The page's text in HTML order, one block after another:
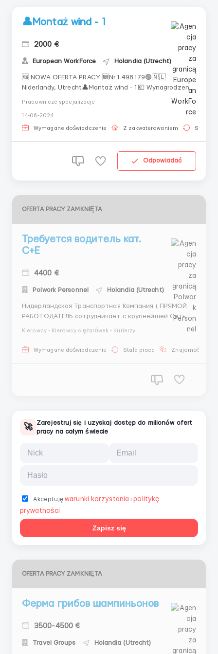
👤Montaż wind - 1
2000 €
European WorkForce Holandia (Utrecht)
🆕 NOWA OFERTA PRACY 🆕Nr 1.498.179🟢🇳🇱
Niderlandy, Utrecht👤Montaż wind - 1💶 Wynagrodzenie
(na rękę): 2000 € / miesiąc, Możliwość podwyżki, w
Harmonogram/okres pracy: Pon.-pt. - robocze, sob.,
ndz. - wolne. 8-10 godz./dzień. 160-200 godz./miesiąc.
Pracownicze specjalizacje
14-06-2024
Wymagane doświadczenie Z zakwaterowaniem Stała
Odpowiadać
OFERTA PRACY ZAMKNIĘTA
Требуется водитель кат.
С+Е
4400 €
Polwork Personnel Holandia (Utrecht)
Нидерландская Транспортная Компания ( ПРЯМОЙ
РАБОТОДАТЕЛЬ сотрудничает с крупнейшей Сеть
супермаркетов ALBERT Heijn , Simon Loos ;
грузовика CE. База находится в Утрехте и
Kierowcy - Kierowcy ciężarówek - Kurierzy
Wymagane doświadczenie Stała praca Znajomość
🚀
Zarejestruj się i uzyskaj dostęp do milionów ofert
pracy na całym świecie
Akceptujęwarunki korzystania ipolitykę
prywatności
Zapisz się
OFERTA PRACY ZAMKNIĘTA
Ферма грибов шампиньонов
3500-4500 €
Travel Groups Holandia (Utrecht)